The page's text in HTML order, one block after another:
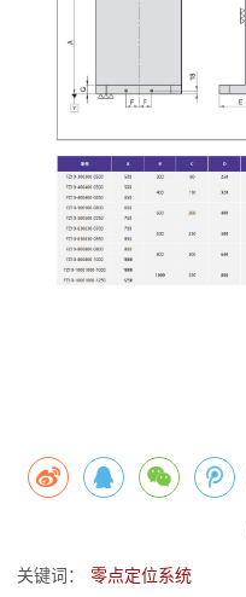
关键词： 零点定位系统